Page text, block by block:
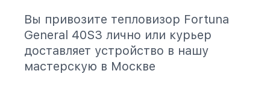
Вы привозите тепловизор Fortuna
General 40S3 лично или курьер
доставляет устройство в нашу
мастерскую в Москве